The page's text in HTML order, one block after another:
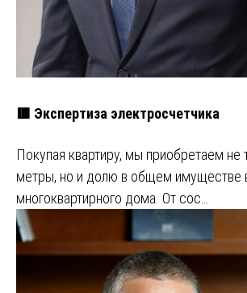
🟥 Экспертиза электросчетчика
Покупая квартиру, мы приобретаем не
метры, но и долю в общем имуществе
многоквартирного дома. От сос…